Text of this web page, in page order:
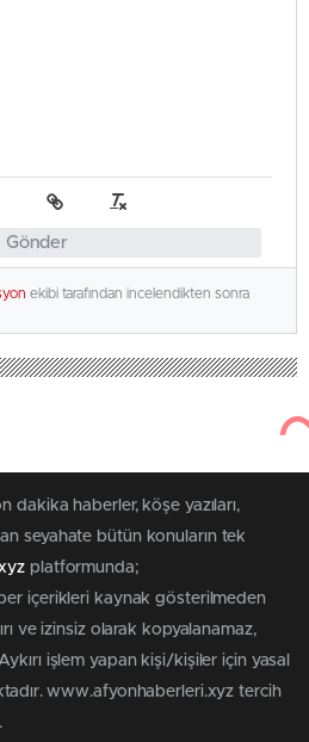
Gönder
ekibi tarafından incelendikten sonra
dakika haberler, köşe yazıları,
seyahate bütün konuların tek
platformunda;
içerikleri kaynak gösterilmeden
ve izinsiz olarak kopyalanamaz,
işlem yapan kişi/kişiler için yasal
www.afyonhaberleri.xyz tercih